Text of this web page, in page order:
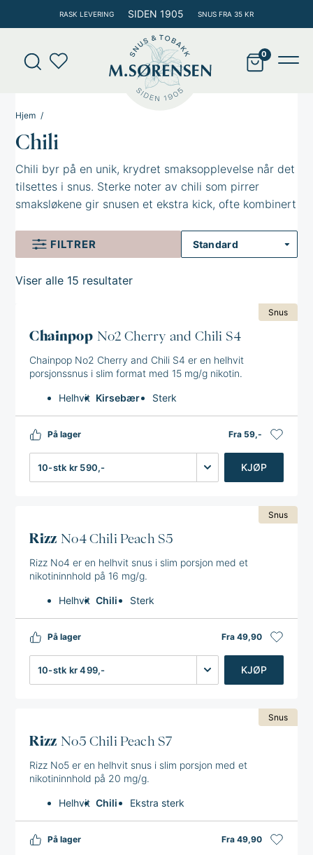
rett
innholdet
RASK LEVERING SIDEN 1905 SNUS FRA 35 KR
Products
search
Hjem
Chili
Chili byr på en unik, krydret smaksopplevelse når det
tilsettes i snus. Sterke noter av chili som pirrer
smaksløkene gir snusen et ekstra kick, ofte kombinert
sammen med andre smaker for en ekstra piff.
chili. Se hele vårt utvalg av
FILTRER
Viser alle 15 resultater
Snus
Chainpop No2 Cherry and Chili S4
Chainpop No2 Cherry and Chili S4 er en helhvit
porsjonssnus i slim format med 15 mg/g nikotin.
Helhvit Kirsebær Sterk
På lager Fra 59,-
Antall KJØP
Snus
Rizz No4 Chili Peach S5
Rizz No4 er en helhvit snus i slim porsjon med et
nikotininnhold på 16 mg/g.
Helhvit Chili Sterk
På lager Fra 49,90
Antall KJØP
Snus
Rizz No5 Chili Peach S7
Rizz No5 er en helhvit snus i slim porsjon med et
nikotininnhold på 20 mg/g.
Helhvit Chili Ekstra sterk
På lager Fra 49,90